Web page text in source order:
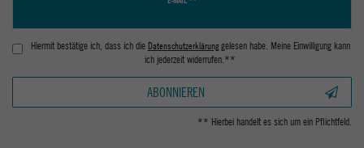
Hiermit bestätige ich, dass ich die Daten­schutz­erklärunggelesen habe. Meine Einwilligung kann
ich jederzeit widerrufen.**
ABONNIEREN
** Hierbei handelt es sich um ein Pflichtfeld.